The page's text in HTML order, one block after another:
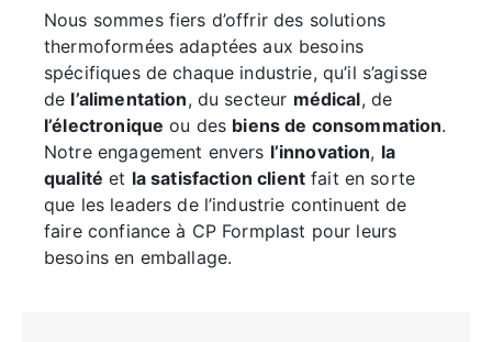
Nous sommes fiers d’offrir des solutions
thermoformées adaptées aux besoins
spécifiques de chaque industrie, qu’il s’agisse
de l’alimentation, du secteur médical, de
l’électronique ou des biens de consommation.
Notre engagement envers l’innovation, la
qualité et la satisfaction clientfait en sorte
que les leaders de l’industrie continuent de
faire confiance à CP Formplast pour leurs
besoins en emballage.